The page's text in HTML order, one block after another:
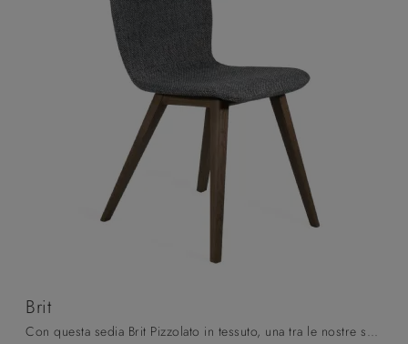
Brit
Con questa sedia Brit Pizzolato in tessuto, una tra le nostre sedute fisse moderne, potrai arricchire i tuoi interni.